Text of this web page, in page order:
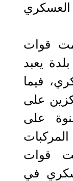
قوات
يعبد
فيما
على
على
قوات
في